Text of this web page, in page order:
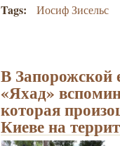
Tags: Иосиф Зисельс
В Запорожской
«Яхад»
которая
Киеве на